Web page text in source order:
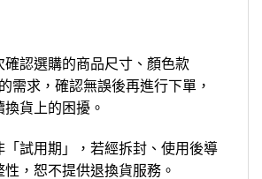
認選購的商品尺寸、顏色款
需求，確認無誤後再進行下單，
貨上的困擾。
試用期」，若經拆封、使用後導
，恕不提供退換貨服務。